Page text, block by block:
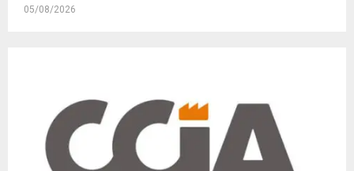
05/08/2026